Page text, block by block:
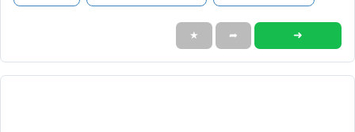
★ ➦ ➜